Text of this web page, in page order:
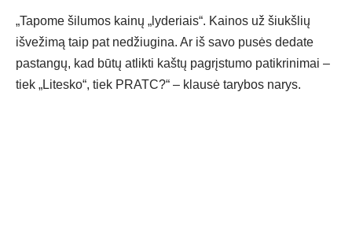
„Tapome šilumos kainų „lyderiais“. Kainos už šiukšlių
išvežimą taip pat nedžiugina. Ar iš savo pusės dedate
pastangų, kad būtų atlikti kaštų pagrįstumo patikrinimai –
tiek „Litesko“, tiek PRATC?“ – klausė tarybos narys.